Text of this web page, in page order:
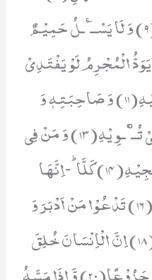
تَكُوْنُ الْجِبَالُ كَالْعِهْنِ(9) وَ لَا یَسْــٴَـلُ حَمِیْمٌ
یَوَدُّ الْمُجْرِمُ لَوْ یَفْتَدِیْ
مِنْ عَذَابِ یَوْمِىٕذٍۭ بِبَنِیْهِ(11) وَ صَاحِبَتِهٖ وَ
اَخِیْهِ(12) وَ فَصِیْلَتِهِ الَّتِیْ تُــٴْـوِ یْهِ(13) وَ مَنْ فِی
الْاَرْضِ جَمِیْعًاۙ-ثُمَّ یُنْجِیْهِ(14) كَلَّاؕ-اِنَّهَا
لَظٰى(15) نَزَّاعَةً لِّلشَّوٰى(16) تَدْعُوْا مَنْ اَدْبَرَ وَ
تَوَلّٰى(17) وَ جَمَعَ فَاَوْعٰى(18) اِنَّ الْاِنْسَانَ خُلِقَ